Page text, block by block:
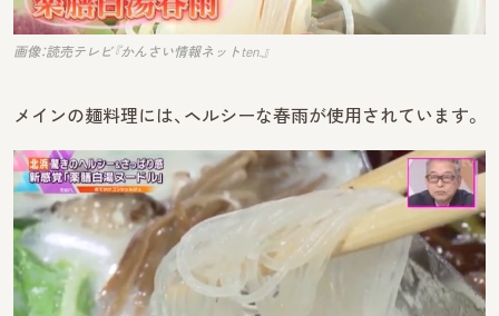
画像：読売テレビ『かんさい情報ネットten.』
メインの麺料理には、ヘルシーな春雨が使用されています。